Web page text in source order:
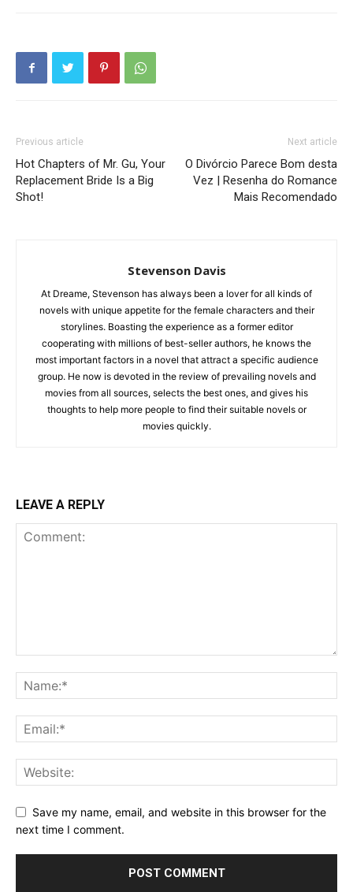
Previous article
Hot Chapters of Mr. Gu, Your
Replacement Bride Is a Big
Shot!
Next article
O Divórcio Parece Bom desta
Vez | Resenha do Romance
Mais Recomendado
Stevenson Davis
At Dreame, Stevenson has always been a lover for all kinds of
novels with unique appetite for the female characters and their
storylines. Boasting the experience as a former editor
cooperating with millions of best-seller authors, he knows the
most important factors in a novel that attract a specific audience
group. He now is devoted in the review of prevailing novels and
movies from all sources, selects the best ones, and gives his
thoughts to help more people to find their suitable novels or
movies quickly.
LEAVE A REPLY
Save my name, email, and website in this browser for the
next time I comment.